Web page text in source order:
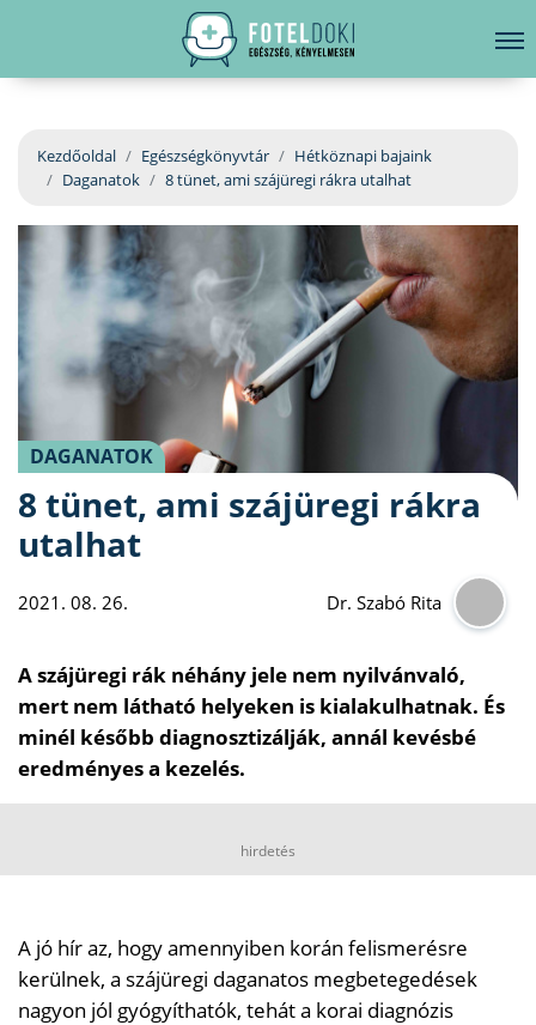
EGÉSZSÉGKÖNYVTÁR
BETEGSÉGKALAUZ
ÜGYELETKERESŐ
ORVOS VÁLASZOL
ORVOSKERESŐ
hirdetés
Kezdőoldal Egészségkönyvtár
Hétköznapi bajaink
Daganatok
8 tünet, ami szájüregi rákra utalhat
DAGANATOK
8 tünet, ami szájüregi rákra
utalhat
2021. 08. 26. Dr. Szabó Rita
A szájüregi rák néhány jele nem nyilvánvaló,
mert nem látható helyeken is kialakulhatnak. És
minél később diagnosztizálják, annál kevésbé
eredményes a kezelés.
hirdetés
A jó hír az, hogy amennyiben korán felismerésre
kerülnek, a szájüregi daganatos megbetegedések
nagyon jól gyógyíthatók, tehát a korai diagnózis